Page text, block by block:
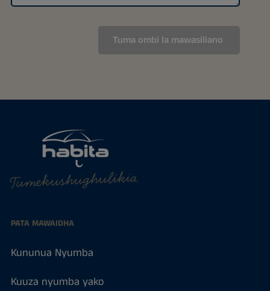
Tumekushughulikia.
PATA MAWAIDHA
Kununua Nyumba
Kuuza nyumba yako